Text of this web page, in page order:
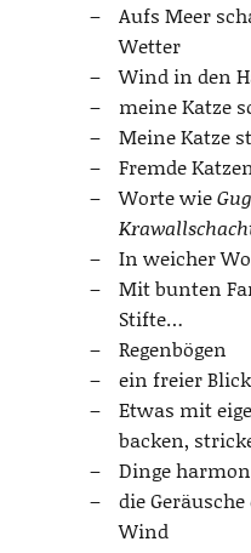
Aufs Meer
Wetter
Wind in den
meine Katze
Meine Katze
Fremde
Worte wie
In weicher
Mit bunten
Stifte…
Regenbögen
ein freier
Etwas mit
backen,
Dinge
die
Wind